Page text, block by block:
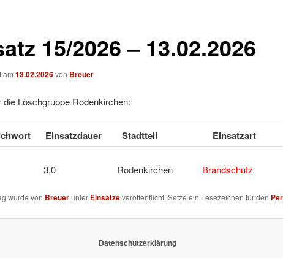
15/2026 – 13.02.2026
am 13.02.2026von Breuer
die Löschgruppe Rodenkirchen:
Einsatzdauer Stadtteil Einsatzart
3,0 Rodenkirchen Brandschutz
wurde von Breuerunter Einsätzeveröffentlicht. Setze ein Lesezeichen für den
Datenschutzerklärung